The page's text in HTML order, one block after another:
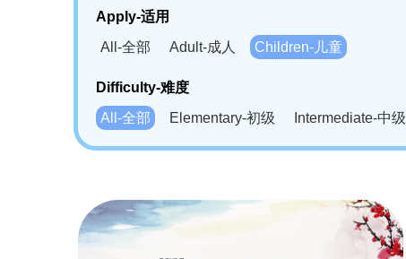
Apply-适用
All-全部
Adult-成人 Children-儿童
Difficulty-难度
All-全部
Elementary-初级 Intermediate-中级